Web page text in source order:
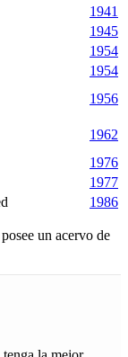
1941
1945
1954
1954
1956
1962
1976
1977
1986
un acervo de